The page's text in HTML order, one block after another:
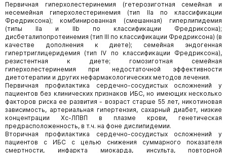
Первичная гиперхолестеринемия (гетерозиготная семейная и
несемейная гиперхолестеринемия (тип IIа по классификации
Фредриксона); комбинированная (смешанная) гиперлипидемия
(типы IIа и IIb по классификации Фредриксона);
дисбеталипопротеинемия (тип III по классификации Фредриксона) (в
качестве дополнения к диете); семейная эндогенная
гипертриглицеридемия (тип IV по классификации Фредриксона),
резистентная к диете; гомозиготная семейная
гиперхолестеринемия при недостаточной эффективности
диетотерапии и других нефармакологических методов лечения.
Первичная профилактика сердечно-сосудистых осложнений у
пациентов без клинических признаков ИБС, но имеющих несколько
факторов риска ее развития - возраст старше 55 лет, никотиновая
зависимость, артериальная гипертензия, сахарный диабет, низкие
концентрации Хс-ЛПВП в плазме крови, генетическая
предрасположенность, в т.ч. на фоне дислипидемии.
Вторичная профилактика сердечно-сосудистых осложнений у
пациентов с ИБС с целью снижения суммарного показателя
смертности, инфаркта миокарда, инсульта, повторной